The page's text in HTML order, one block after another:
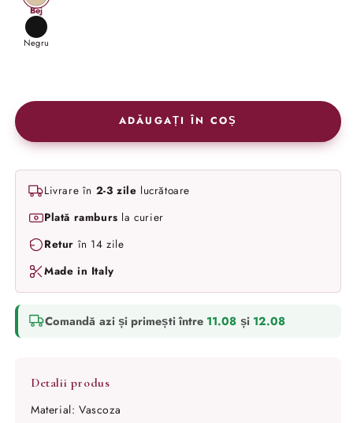
Bej
Negru
ADĂUGAȚI ÎN COȘ
Livrare în 2-3 zile lucrătoare
Plată ramburs la curier
Retur în 14 zile
Made in Italy
Comandă azi și primești între 11.08 și 12.08
Material: Vascoza